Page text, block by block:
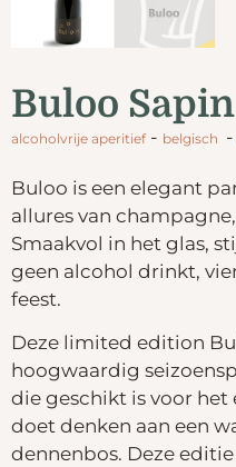
Buloo
alcoholvrije aperitief- belgisch -
Buloo is een elegant
allures van
Smaakvol in het glas,
geen alcohol drinkt,
feest.
Deze limited edition
hoogwaardig
die geschikt is voor het
doet denken aan een
dennenbos. Deze